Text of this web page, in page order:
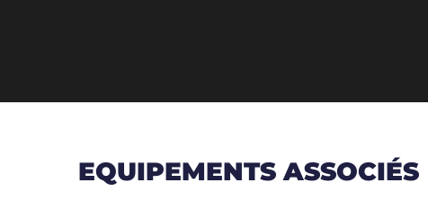
EQUIPEMENTS ASSOCIÉS